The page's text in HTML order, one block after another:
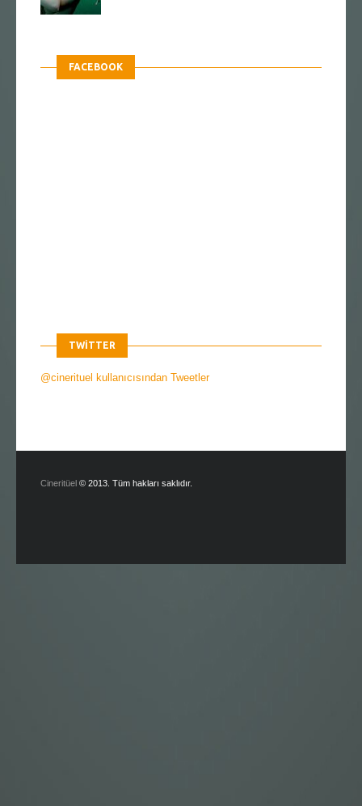
FACEBOOK
TWITTER
@cinerituel kullanıcısından Tweetler
Cineritüel © 2013. Tüm hakları saklıdır.